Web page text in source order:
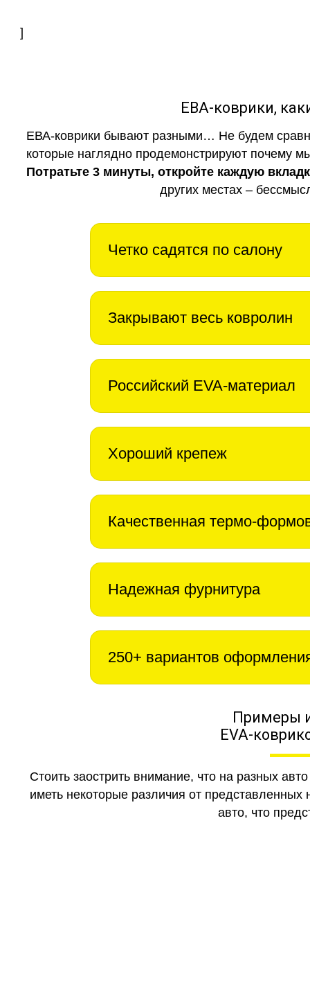
]
ЕВА-коврики,
ЕВА-коврики бывают разными… Не будем
которые наглядно продемонстрируют почему
Потратьте 3 минуты, откройте каждую
других местах –
Четко садятся по салону
Закрывают весь ковролин
Российский EVA-материал
Хороший крепеж
Качественная термо-
Надежная фурнитура
250+ вариантов
Примеры
EVA-
Стоить заострить внимание, что на разных
иметь некоторые различия от
авто, что